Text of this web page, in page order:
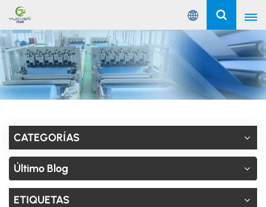
Español
English
Русский
Español
Português
عربي
CATEGORÍAS
Último Blog
ETIQUETAS